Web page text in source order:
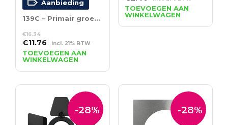
Aanbieding
139C – Primair groen – kleurvast filter – 1200 mm
€16.34
Oorspronkelijke
prijs
was:
€16.34.
€11.76Huidige
prijs
is:
€11.76.
incl. 21% BTW
TOEVOEGEN AAN
WINKELWAGEN
prijs
was:
€3.33.
prijs
is:
€2.40.
TOEVOEGEN AAN
WINKELWAGEN
-28% -28%